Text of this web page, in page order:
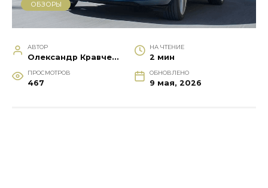
ОБЗОРЫ
АВТОР
Олександр Кравченко
НА ЧТЕНИЕ
2 мин
ПРОСМОТРОВ
467
ОБНОВЛЕНО
9 мая, 2026